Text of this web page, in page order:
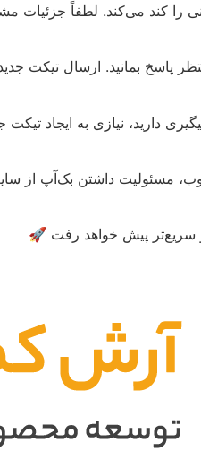
را کند می‌کند. لطفاً
پاسخ بمانید. ارسال تیکت
دارید، نیازی به ایجاد
وب، مسئولیت داشتن بک‌آپ از
و سریع‌تر پیش خواهد رفت 🚀